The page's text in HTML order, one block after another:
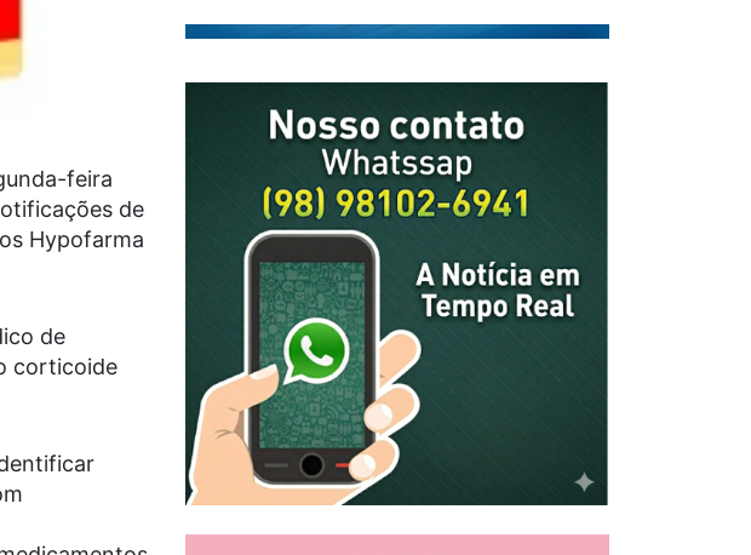
feira
de
Hypofarma
de
corticoide